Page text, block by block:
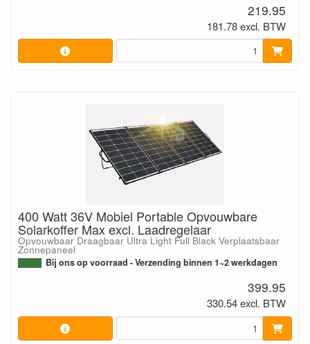
219.95
181.78 excl. BTW
400 Watt 36V Mobiel Portable Opvouwbare
Solarkoffer Max excl. Laadregelaar
Opvouwbaar Draagbaar Ultra Light Full Black Verplaatsbaar
Zonnepaneel
Bij ons op voorraad - Verzending binnen 1~2 werkdagen
399.95
330.54 excl. BTW